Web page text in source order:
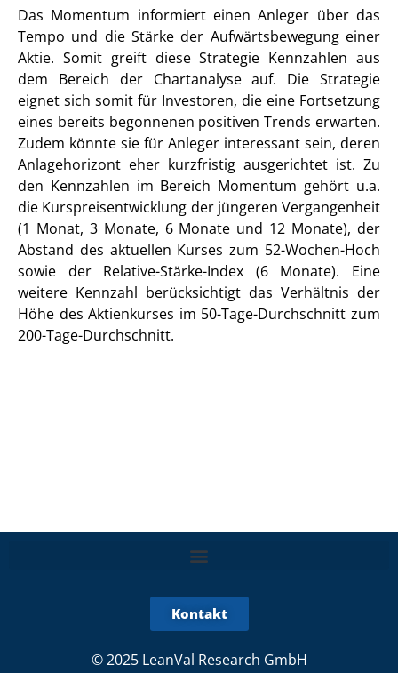
Das Momentum informiert einen Anleger über das
Tempo und die Stärke der Aufwärtsbewegung einer
Aktie. Somit greift diese Strategie Kennzahlen aus
dem Bereich der Chartanalyse auf. Die Strategie
eignet sich somit für Investoren, die eine Fortsetzung
eines bereits begonnenen positiven Trends erwarten.
Zudem könnte sie für Anleger interessant sein, deren
Anlagehorizont eher kurzfristig ausgerichtet ist. Zu
den Kennzahlen im Bereich Momentum gehört u.a.
die Kurspreisentwicklung der jüngeren Vergangenheit
(1 Monat, 3 Monate, 6 Monate und 12 Monate), der
Abstand des aktuellen Kurses zum 52-Wochen-Hoch
sowie der Relative-Stärke-Index (6 Monate). Eine
weitere Kennzahl berücksichtigt das Verhältnis der
Höhe des Aktienkurses im 50-Tage-Durchschnitt zum
200-Tage-Durchschnitt.
Kontakt
© 2025 LeanVal Research GmbH